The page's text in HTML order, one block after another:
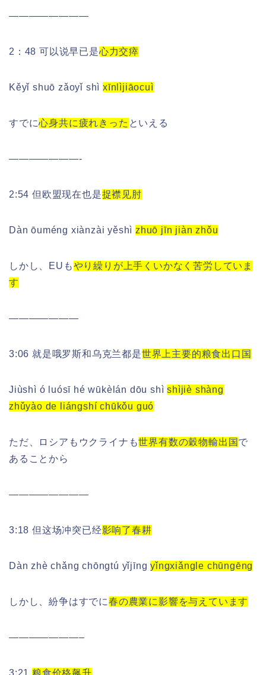
————————
2：48 可以说早已是心力交瘁
Kěyǐ shuō zǎoyǐ shìxīnlìjiāocuì
すでに心身共に疲れきった といえる
———————-
2:54 但欧盟现在也是捉襟见肘
Dàn ōuméng xiànzài yěshì z huō jīn jiàn zhǒu
しかし、EUもやり繰りが上手くいかなく苦労していま
す
———————
3:06 就是哦罗斯和乌克兰都是世界上主要的粮食出口国
Jiùshì ó luósī hé wūkèlán dōu shìshìjiè shàng
zhǔyào de liángshí chūkǒu guó
ただ、ロシアもウクライナも世界有数の穀物輸出国 で
あることから
————————
3:18 但这场冲突已经影响了春耕
Dàn zhè chǎng chōngtú yǐjīngyǐngxiǎngle chūngēng
しかし、紛争はすでに春の農業に影響を与えています
———————–